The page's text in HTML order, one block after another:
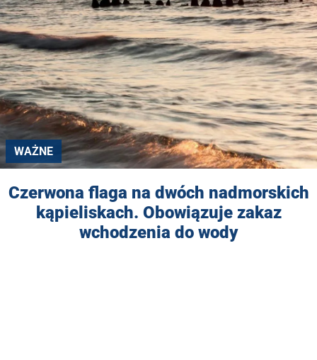
WAŻNE
Czerwona flaga na dwóch nadmorskich
kąpieliskach. Obowiązuje zakaz
wchodzenia do wody